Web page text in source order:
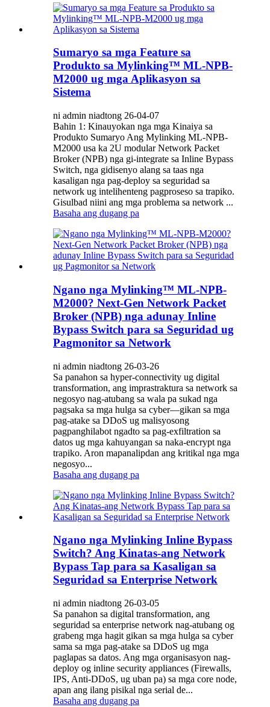
Sumaryo sa mga Feature sa
Produkto sa Mylinking™ ML-NPB-
M2000 ug mga Aplikasyon sa
Sistema
ni admin niadtong 26-04-07
Bahin 1: Kinauyokan nga mga Kinaiya sa
Produkto Sumaryo Ang Mylinking ML-NPB-
M2000 usa ka 2U modular Network Packet
Broker (NPB) nga gi-integrate sa Inline Bypass
Switch, nga gidisenyo alang sa taas nga
kasaligan nga pag-deploy sa seguridad sa
network ug intelihenteng pagproseso sa trapiko.
Gisulbad niini ang mga problema sa network ...
Basaha ang dugang pa
Ngano nga Mylinking™ ML-NPB-
M2000? Next-Gen Network Packet
Broker (NPB) nga adunay Inline
Bypass Switch para sa Seguridad ug
Pagmonitor sa Network
ni admin niadtong 26-03-26
Sa panahon sa hyper-connectivity ug digital
transformation, ang imprastraktura sa network sa
negosyo nag-atubang sa wala pa sukad nga
pagsaka sa mga hulga sa cyber—gikan sa mga
pag-atake sa DDoS ug malisyosong
pagpanghilabot ngadto sa pag-exfiltration sa
datos ug mga kahuyangan sa naka-encrypt nga
trapiko. Aron mapanalipdan ang kritikal nga mga
negosyo...
Basaha ang dugang pa
Ngano nga Mylinking Inline Bypass
Switch? Ang Kinatas-ang Network
Bypass Tap para sa Kasaligan sa
Seguridad sa Enterprise Network
ni admin niadtong 26-03-05
Sa panahon sa digital transformation, ang
seguridad sa enterprise network nag-atubang og
grabeng mga hagit gikan sa mga hulga sa cyber
sama sa mga pag-atake sa DDoS ug mga
paglapas sa datos. Ang mga organisasyon nag-
deploy og inline security appliances (Firewalls,
IPS, Anti-DDoS, ug uban pa) sa mga core node,
apan ang ilang pisikal nga serial de...
Basaha ang dugang pa